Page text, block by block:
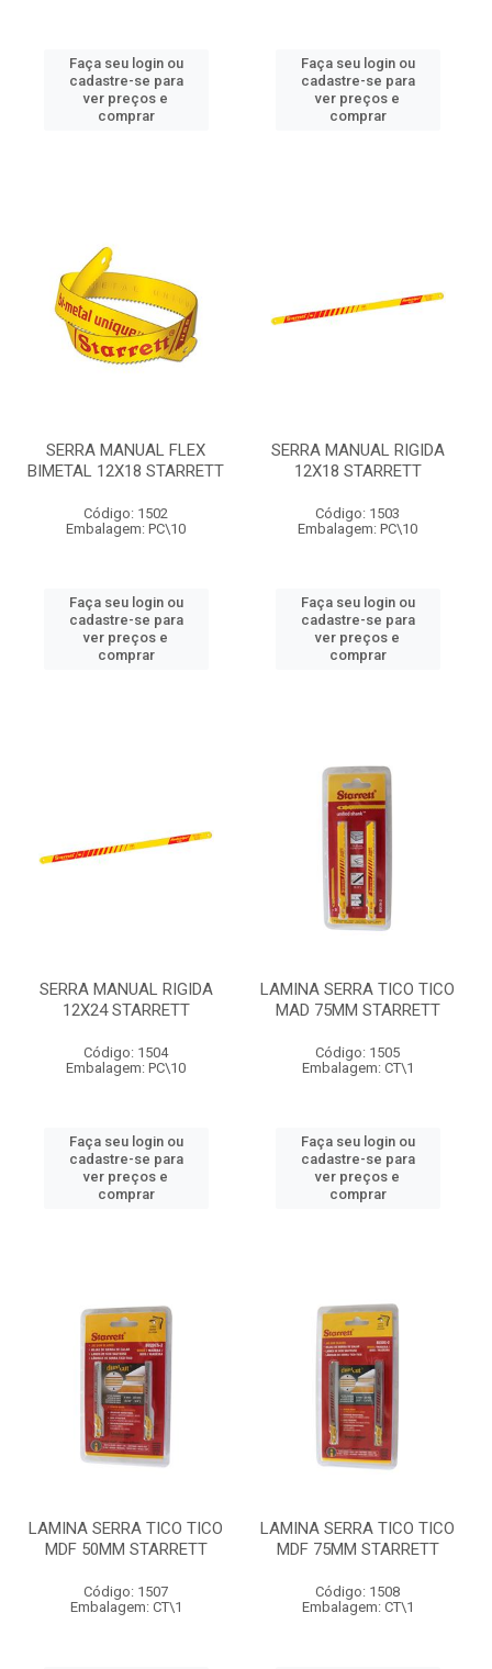
Faça seu login ou
cadastre-se para
ver preços e
comprar
Faça seu login ou
cadastre-se para
ver preços e
comprar
SERRA MANUAL FLEX
BIMETAL 12X18 STARRETT
Código: 1502
Embalagem: PC\10
Faça seu login ou
cadastre-se para
ver preços e
comprar
SERRA MANUAL RIGIDA
12X18 STARRETT
Código: 1503
Embalagem: PC\10
Faça seu login ou
cadastre-se para
ver preços e
comprar
SERRA MANUAL RIGIDA
12X24 STARRETT
Código: 1504
Embalagem: PC\10
Faça seu login ou
cadastre-se para
ver preços e
comprar
LAMINA SERRA TICO TICO
MAD 75MM STARRETT
Código: 1505
Embalagem: CT\1
Faça seu login ou
cadastre-se para
ver preços e
comprar
LAMINA SERRA TICO TICO
MDF 50MM STARRETT
Código: 1507
Embalagem: CT\1
LAMINA SERRA TICO TICO
MDF 75MM STARRETT
Código: 1508
Embalagem: CT\1